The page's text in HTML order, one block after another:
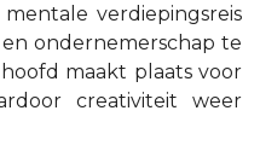
verdiepingsreis
ondernemerschap te
maakt plaats voor
creativiteit weer